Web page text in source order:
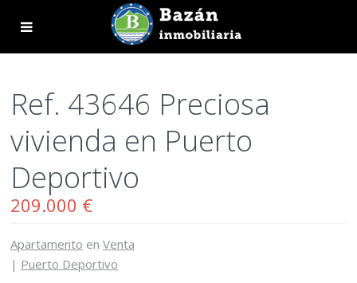
Ref. 43646 Preciosa
vivienda en Puerto
Deportivo
209.000 €
Apartamento en Venta
| Puerto Deportivo